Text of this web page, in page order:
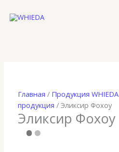
Главная / Продукция WHIEDA
продукция / Эликсир Фохоу
Эликсир Фохоу